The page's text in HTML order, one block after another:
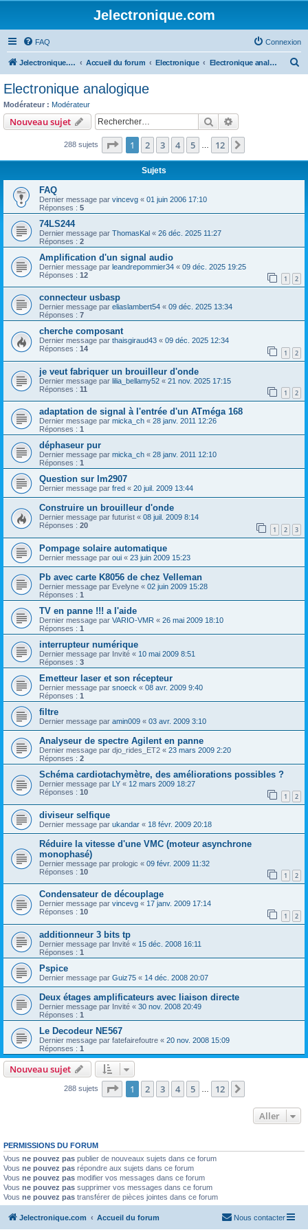
Jelectronique.com
FAQ Connexion
Jelectronique.com Accueil du forum Electronique Electronique analogique
c
Electronique analogique
Modérateur : Modérateur
Nouveau sujet Rechercher
288 sujets Page 1sur12
1 2 3 4 5 12
Sujets
FAQ
Dernier message par vincevg « 01 juin 2006 17:10
Réponses : 5
74LS244
Dernier message par ThomasKal « 26 déc. 2025 11:27
Réponses : 2
Amplification d'un signal audio
Dernier message par leandrepommier34 « 09 déc. 2025 19:25
Réponses : 12 1 2
connecteur usbasp
Dernier message par eliaslambert54 « 09 déc. 2025 13:34
Réponses : 7
cherche composant
Dernier message par thaisgiraud43 « 09 déc. 2025 12:34
Réponses : 14 1 2
je veut fabriquer un brouilleur d'onde
Dernier message par lilia_bellamy52 « 21 nov. 2025 17:15
Réponses : 11 1 2
adaptation de signal à l'entrée d'un ATméga 168
Dernier message par micka_ch « 28 janv. 2011 12:26
Réponses : 1
déphaseur pur
Dernier message par micka_ch « 28 janv. 2011 12:10
Réponses : 1
Question sur lm2907
Dernier message par fred « 20 juil. 2009 13:44
Construire un brouilleur d'onde
Dernier message par futurist « 08 juil. 2009 8:14
Réponses : 20 1 2 3
Pompage solaire automatique
Dernier message par oui « 23 juin 2009 15:23
Pb avec carte K8056 de chez Velleman
Dernier message par Evelyne « 02 juin 2009 15:28
Réponses : 1
TV en panne !!! a l'aide
Dernier message par VARIO-VMR « 26 mai 2009 18:10
Réponses : 1
interrupteur numérique
Dernier message par Invité « 10 mai 2009 8:51
Réponses : 3
Emetteur laser et son récepteur
Dernier message par snoeck « 08 avr. 2009 9:40
Réponses : 1
filtre
Dernier message par amin009 « 03 avr. 2009 3:10
Analyseur de spectre Agilent en panne
Dernier message par djo_rides_ET2 « 23 mars 2009 2:20
Réponses : 2
Schéma cardiotachymètre, des améliorations possibles ?
Dernier message par LY « 12 mars 2009 18:27
Réponses : 10 1 2
diviseur selfique
Dernier message par ukandar « 18 févr. 2009 20:18
Réduire la vitesse d'une VMC (moteur asynchrone
monophasé)
Dernier message par prologic « 09 févr. 2009 11:32
Réponses : 10 1 2
Condensateur de découplage
Dernier message par vincevg « 17 janv. 2009 17:14
Réponses : 10 1 2
additionneur 3 bits tp
Dernier message par Invité « 15 déc. 2008 16:11
Réponses : 1
Pspice
Dernier message par Guiz75 « 14 déc. 2008 20:07
Deux étages amplificateurs avec liaison directe
Dernier message par Invité « 30 nov. 2008 20:49
Réponses : 1
Le Decodeur NE567
Dernier message par fatefairefoutre « 20 nov. 2008 15:09
Réponses : 1
Nouveau sujet
288 sujets Page 1sur12
1 2 3 4 5 12
Aller
PERMISSIONS DU FORUM
Vous ne pouvez pas publier de nouveaux sujets dans ce forum
Vous ne pouvez pas répondre aux sujets dans ce forum
Vous ne pouvez pas modifier vos messages dans ce forum
Vous ne pouvez pas supprimer vos messages dans ce forum
Vous ne pouvez pas transférer de pièces jointes dans ce forum
Jelectronique.com Accueil du forum Nous contacter